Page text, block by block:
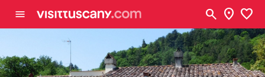
menu search location_on favorite